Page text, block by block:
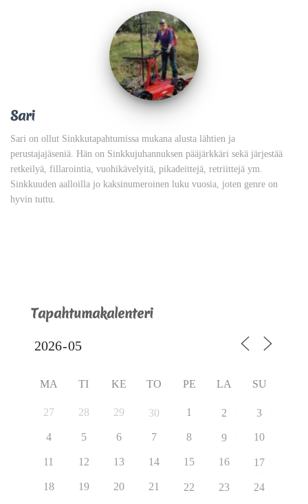
Sari
Sari on ollut Sinkkutapahtumissa mukana alusta lähtien ja
perustajajäseniä. Hän on Sinkkujuhannuksen pääjärkkäri sekä järjestää
retkeilyä, fillarointia, vuohikävelyitä, pikadeittejä, retriittejä ym.
Sinkkuuden aalloilla jo kaksinumeroinen luku vuosia, joten genre on
hyvin tuttu.
Tapahtumakalenteri
MA TI KE TO PE LA SU
27 28 29 30 1 2 3
4 5 6 7 8 9 10
11 12 13 14 15 16 17
18 19 20 21 22 23 24